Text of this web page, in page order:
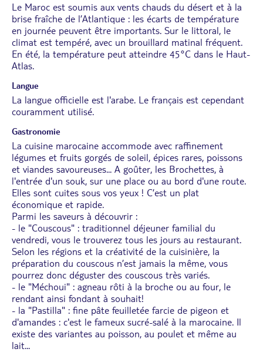
Le Maroc est soumis aux vents chauds du désert et à la
brise fraîche de l’Atlantique : les écarts de température
en journée peuvent être importants. Sur le littoral, le
climat est tempéré, avec un brouillard matinal fréquent.
En été, la température peut atteindre 45°C dans le Haut-
Atlas.
Langue
La langue officielle est l'arabe. Le français est cependant
couramment utilisé.
Gastronomie
La cuisine marocaine accommode avec raffinement
légumes et fruits gorgés de soleil, épices rares, poissons
et viandes savoureuses... A goûter, les Brochettes, à
l'entrée d'un souk, sur une place ou au bord d'une route.
Elles sont cuites sous vos yeux ! C’est un plat
économique et rapide.
Parmi les saveurs à découvrir :
- le "Couscous" : traditionnel déjeuner familial du
vendredi, vous le trouverez tous les jours au restaurant.
Selon les régions et la créativité de la cuisinière, la
préparation du couscous n’est jamais la même, vous
pourrez donc déguster des couscous très variés.
- le "Méchoui" : agneau rôti à la broche ou au four, le
rendant ainsi fondant à souhait!
- la "Pastilla" : fine pâte feuilletée farcie de pigeon et
d'amandes : c'est le fameux sucré-salé à la marocaine. Il
existe des variantes au poisson, au poulet et même au
lait...